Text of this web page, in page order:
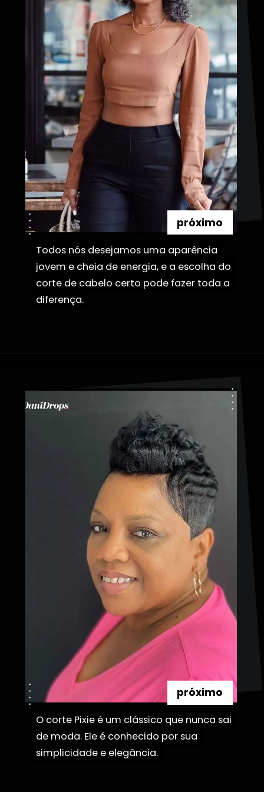
Todos nós desejamos uma aparência
jovem e cheia de energia, e a escolha do
corte de cabelo certo pode fazer toda a
diferença.
Todos nós desejamos uma aparência
jovem e cheia de energia, e a escolha do
corte de cabelo certo pode fazer toda a
diferença.
próximo
O corte Pixie é um clássico que nunca sai
de moda. Ele é conhecido por sua
simplicidade e elegância.
O corte Pixie é um clássico que nunca sai
de moda. Ele é conhecido por sua
simplicidade e elegância.
próximo